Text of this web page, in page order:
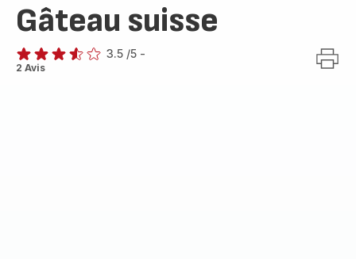
Gâteau suisse
ratings.3.5
3.5 /5 -
2 Avis